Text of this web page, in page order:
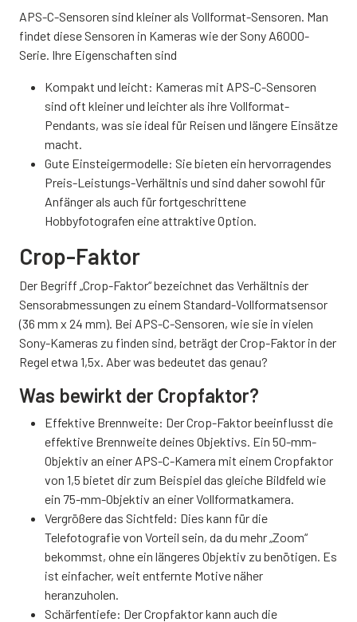
APS-C-Sensoren sind kleiner als Vollformat-Sensoren. Man
findet diese Sensoren in Kameras wie der Sony A6000-
Serie. Ihre Eigenschaften sind
Kompakt und leicht: Kameras mit APS-C-Sensoren
sind oft kleiner und leichter als ihre Vollformat-
Pendants, was sie ideal für Reisen und längere Einsätze
macht.
Gute Einsteigermodelle: Sie bieten ein hervorragendes
Preis-Leistungs-Verhältnis und sind daher sowohl für
Anfänger als auch für fortgeschrittene
Hobbyfotografen eine attraktive Option.
Crop-Faktor
Der Begriff „Crop-Faktor“ bezeichnet das Verhältnis der
Sensorabmessungen zu einem Standard-Vollformatsensor
(36 mm x 24 mm). Bei APS-C-Sensoren, wie sie in vielen
Sony-Kameras zu finden sind, beträgt der Crop-Faktor in der
Regel etwa 1,5x. Aber was bedeutet das genau?
Was bewirkt der Cropfaktor?
Effektive Brennweite: Der Crop-Faktor beeinflusst die
effektive Brennweite deines Objektivs. Ein 50-mm-
Objektiv an einer APS-C-Kamera mit einem Cropfaktor
von 1,5 bietet dir zum Beispiel das gleiche Bildfeld wie
ein 75-mm-Objektiv an einer Vollformatkamera.
Vergrößere das Sichtfeld: Dies kann für die
Telefotografie von Vorteil sein, da du mehr „Zoom“
bekommst, ohne ein längeres Objektiv zu benötigen. Es
ist einfacher, weit entfernte Motive näher
heranzuholen.
Schärfentiefe: Der Cropfaktor kann auch die